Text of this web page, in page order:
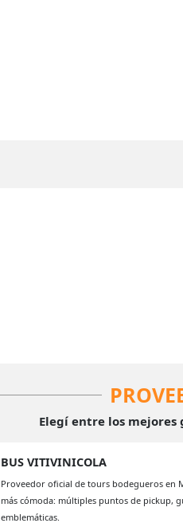
Elegí entre los
BUS VITIVINICOLA
Proveedor oficial de tours bodegueros en
más cómoda: múltiples puntos de pickup,
emblemáticas.